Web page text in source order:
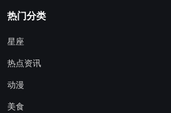
热门分类
星座
热点资讯
动漫
美食